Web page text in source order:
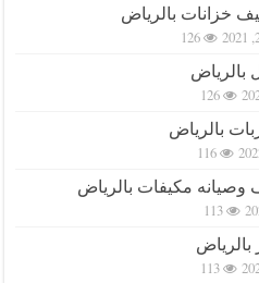
خزانات بالرياض
126
126
بالرياض
116
وصيانه مكيفات بالرياض
113
113